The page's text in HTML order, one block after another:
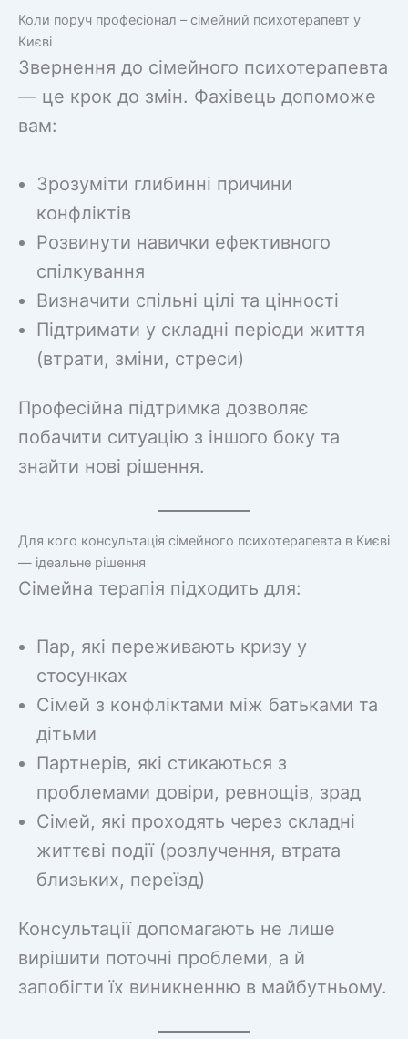
Коли поруч професіонал – сімейний психотерапевт у
Києві
Звернення до сімейного психотерапевта
— це крок до змін. Фахівець допоможе
вам:
Зрозуміти глибинні причини
конфліктів
Розвинути навички ефективного
спілкування
Визначити спільні цілі та цінності
Підтримати у складні періоди життя
(втрати, зміни, стреси)
Професійна підтримка дозволяє
побачити ситуацію з іншого боку та
знайти нові рішення.
Для кого консультація сімейного психотерапевта в Києві
— ідеальне рішення
Сімейна терапія підходить для:
Пар, які переживають кризу у
стосунках
Сімей з конфліктами між батьками та
дітьми
Партнерів, які стикаються з
проблемами довіри, ревнощів, зрад
Сімей, які проходять через складні
життєві події (розлучення, втрата
близьких, переїзд)
Консультації допомагають не лише
вирішити поточні проблеми, а й
запобігти їх виникненню в майбутньому.